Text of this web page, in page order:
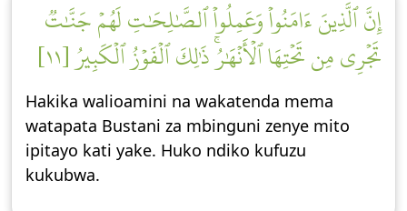
إِنَّ ٱلَّذِينَ ءَامَنُواْ وَعَمِلُواْ ٱلصَّٰلِحَٰتِ لَهُمۡ جَنَّٰتٞ
تَجۡرِي مِن تَحۡتِهَا ٱلۡأَنۡهَٰرُۚ ذَٰلِكَ ٱلۡفَوۡزُ ٱلۡكَبِيرُ [١١]
Hakika walioamini na wakatenda mema
watapata Bustani za mbinguni zenye mito
ipitayo kati yake. Huko ndiko kufuzu
kukubwa.